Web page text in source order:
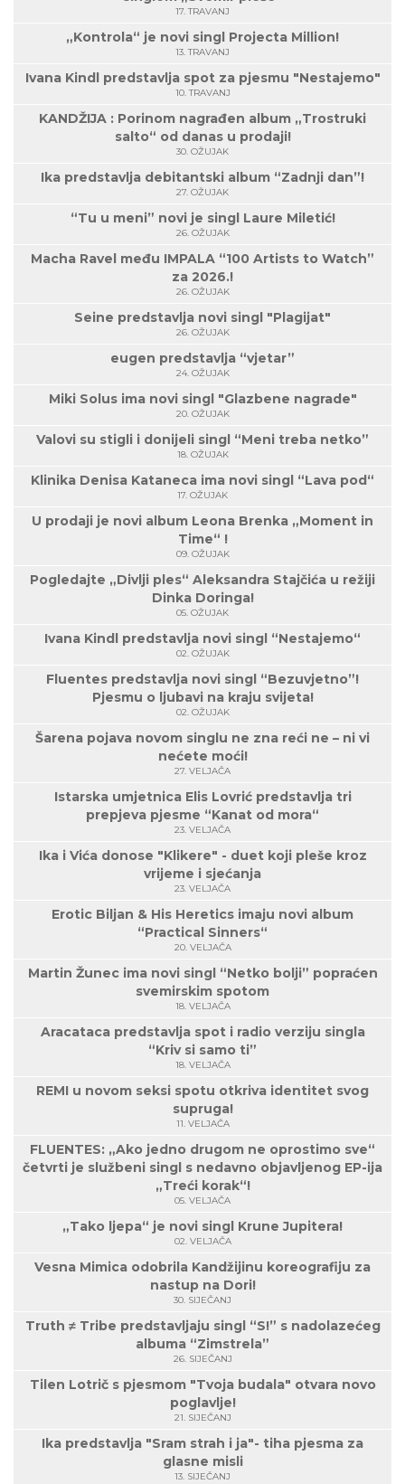
17. TRAVANJ
„Kontrola“ je novi singl Projecta Million!
13. TRAVANJ
Ivana Kindl predstavlja spot za pjesmu "Nestajemo"
10. TRAVANJ
KANDŽIJA : Porinom nagrađen album „Trostruki
salto“ od danas u prodaji!
30. OŽUJAK
Ika predstavlja debitantski album “Zadnji dan”!
27. OŽUJAK
“Tu u meni” novi je singl Laure Miletić!
26. OŽUJAK
Macha Ravel među IMPALA “100 Artists to Watch”
za 2026.!
26. OŽUJAK
Seine predstavlja novi singl "Plagijat"
26. OŽUJAK
eugen predstavlja “vjetar”
24. OŽUJAK
Miki Solus ima novi singl "Glazbene nagrade"
20. OŽUJAK
Valovi su stigli i donijeli singl “Meni treba netko”
18. OŽUJAK
Klinika Denisa Kataneca ima novi singl “Lava pod“
17. OŽUJAK
U prodaji je novi album Leona Brenka „Moment in
Time“ !
09. OŽUJAK
Pogledajte „Divlji ples“ Aleksandra Stajčića u režiji
Dinka Doringa!
05. OŽUJAK
Ivana Kindl predstavlja novi singl “Nestajemo“
02. OŽUJAK
Fluentes predstavlja novi singl “Bezuvjetno”!
Pjesmu o ljubavi na kraju svijeta!
02. OŽUJAK
Šarena pojava novom singlu ne zna reći ne – ni vi
nećete moći!
27. VELJAČA
Istarska umjetnica Elis Lovrić predstavlja tri
prepjeva pjesme “Kanat od mora“
23. VELJAČA
Ika i Vića donose "Klikere" - duet koji pleše kroz
vrijeme i sjećanja
23. VELJAČA
Erotic Biljan & His Heretics imaju novi album
“Practical Sinners“
20. VELJAČA
Martin Žunec ima novi singl “Netko bolji” popraćen
svemirskim spotom
18. VELJAČA
Aracataca predstavlja spot i radio verziju singla
“Kriv si samo ti”
18. VELJAČA
REMI u novom seksi spotu otkriva identitet svog
supruga!
11. VELJAČA
FLUENTES: „Ako jedno drugom ne oprostimo sve“
četvrti je službeni singl s nedavno objavljenog EP-ija
„Treći korak“!
05. VELJAČA
„Tako ljepa“ je novi singl Krune Jupitera!
02. VELJAČA
Vesna Mimica odobrila Kandžijinu koreografiju za
nastup na Dori!
30. SIJEČANJ
Truth ≠ Tribe predstavljaju singl “S!” s nadolazećeg
albuma “Zimstrela”
26. SIJEČANJ
Tilen Lotrič s pjesmom "Tvoja budala" otvara novo
poglavlje!
21. SIJEČANJ
Ika predstavlja "Sram strah i ja"- tiha pjesma za
glasne misli
13. SIJEČANJ